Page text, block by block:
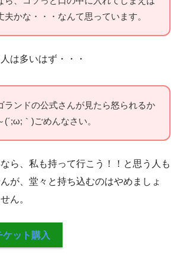
夫かな・・・なんて思っています。
は多いはず・・・
ランドの公式さんが見たら怒られるか
(´;ω;｀)ごめんなさい。
ら、私も持って行こう！！と思う人も
が、堂々と持ち込むのはやめましょ
ん。
ット購入